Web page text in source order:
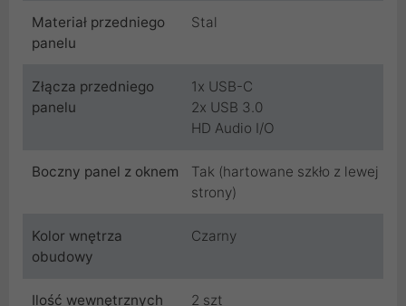
Materiał przedniego
panelu
Stal
Złącza przedniego
panelu
1x USB-C
2x USB 3.0
HD Audio I/O
Boczny panel z oknem
Tak (hartowane szkło z lewej
strony)
Kolor wnętrza
obudowy
Czarny
Ilość wewnętrznych
2 szt